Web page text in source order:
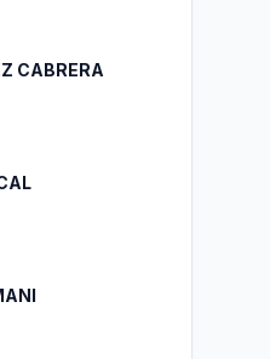
CABRERA